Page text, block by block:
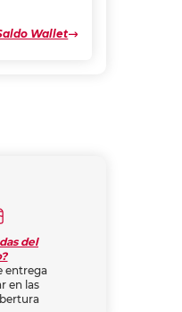
Wallet
del
entrega
en las